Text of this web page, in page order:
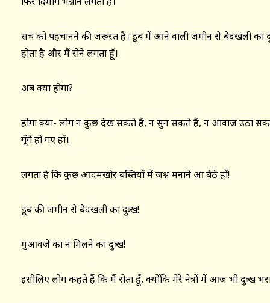
सच को पहचानने की जरूरत है। डूब में आने वाली जमीन से बेदखली का
होता है और मैं रोने लगता हूँ।
अब क्या होगा?
होगा क्या- लोग न कुछ देख सकते हैं, न सुन सकते हैं, न आवाज उठा
गूँगे हो गए हों।
लगता है कि कुछ आदमखोर बस्तियों में जश्न मनाने आ बैठे हों!
डूब की जमीन से बेदखली का दुःख!
मुआवजे का न मिलने का दुःख!
इसीलिए लोग कहते हैं कि मैं रोता हूँ, क्योंकि मेरे नेत्रों में आज भी दुःख